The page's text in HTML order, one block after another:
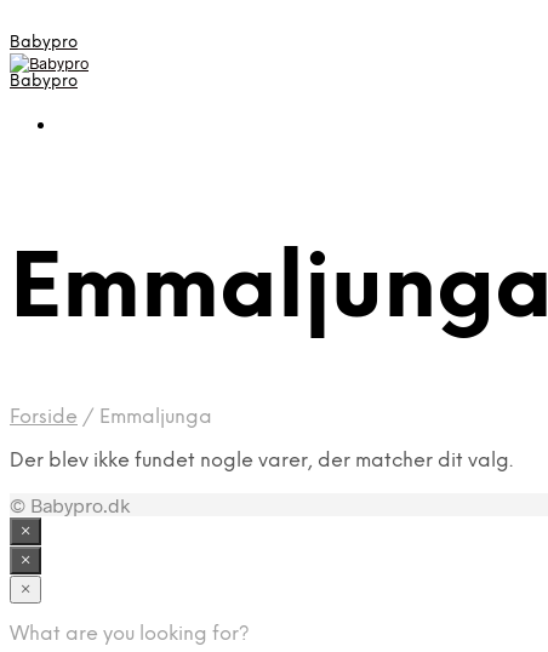
Babypro
Babypro
Emmaljunga
Forside / Emmaljunga
Der blev ikke fundet nogle varer, der matcher dit valg.
© Babypro.dk
×
×
×
What are you looking for?